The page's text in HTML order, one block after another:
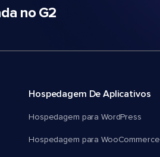
no G2
Hospedagem De Aplicativos
Hospedagem para WordPress
Hospedagem para WooCommerce